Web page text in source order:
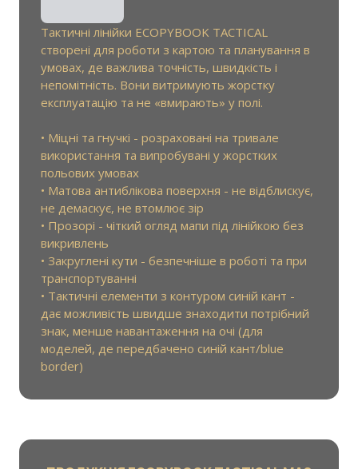
Тактичні лінійки ECOPYBOOK TACTICAL
створені для роботи з картою та планування в
умовах, де важлива точність, швидкість і
непомітність. Вони витримують жорстку
експлуатацію та не «вмирають» у полі.
• Міцні та гнучкі - розраховані на тривале
використання та випробувані у жорстких
польових умовах
• Матова антиблікова поверхня - не відблискує,
не демаскує, не втомлює зір
• Прозорі - чіткий огляд мапи під лінійкою без
викривлень
• Закруглені кути - безпечніше в роботі та при
транспортуванні
• Тактичні елементи з контуром синій кант -
дає можливість швидше знаходити потрібний
знак, менше навантаження на очі (для
моделей, де передбачено синій кант/blue
border)